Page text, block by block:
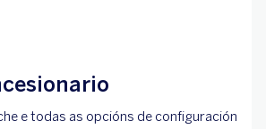
e todas as opcións de configuración